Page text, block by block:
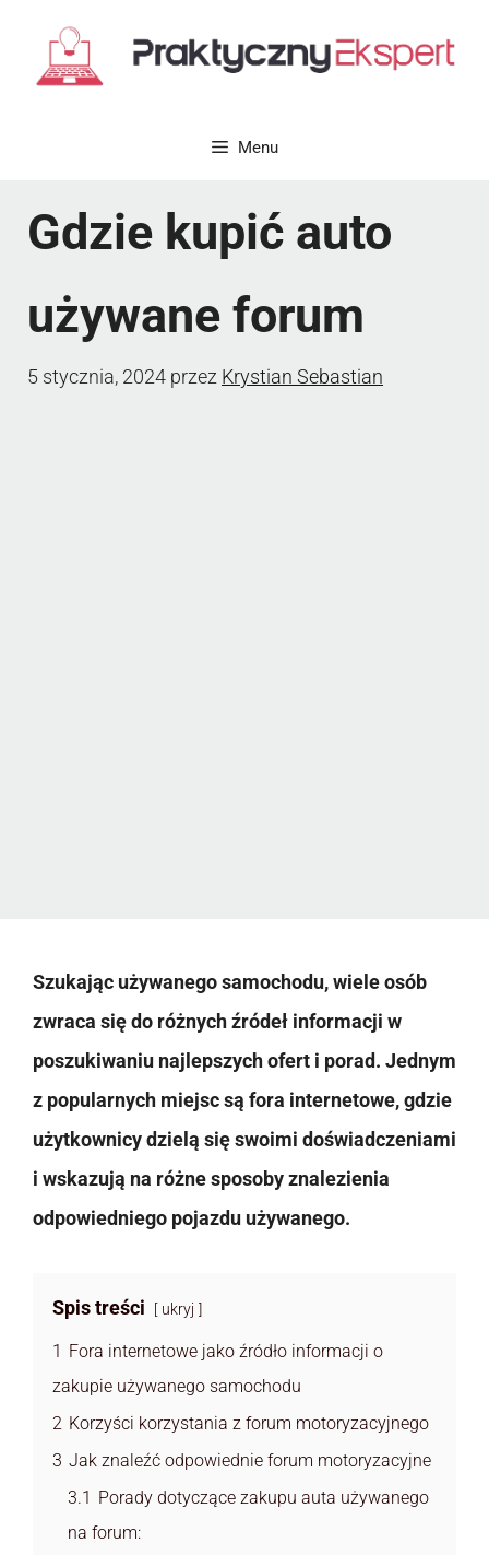
Menu
Gdzie kupić auto
używane forum
5 stycznia, 2024 przez Krystian Sebastian
Szukając używanego samochodu, wiele osób
zwraca się do różnych źródeł informacji w
poszukiwaniu najlepszych ofert i porad. Jednym
z popularnych miejsc są fora internetowe, gdzie
użytkownicy dzielą się swoimi doświadczeniami
i wskazują na różne sposoby znalezienia
odpowiedniego pojazdu używanego.
Spis treści ukryj
1
Fora internetowe jako źródło informacji o
zakupie używanego samochodu
2 Korzyści korzystania z forum motoryzacyjnego
3 Jak znaleźć odpowiednie forum motoryzacyjne
3.1
Porady dotyczące zakupu auta używanego
na forum: